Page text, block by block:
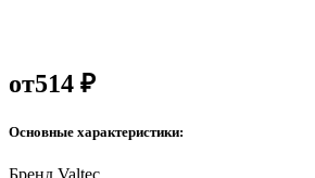
от514 ₽
Основные характеристики:
Бренд Valtec